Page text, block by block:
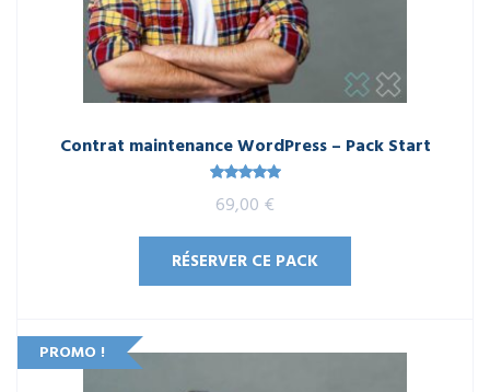
Contrat maintenance WordPress – Pack Start
Note 5.00
sur 5
69,00 €
RÉSERVER CE PACK
PROMO !